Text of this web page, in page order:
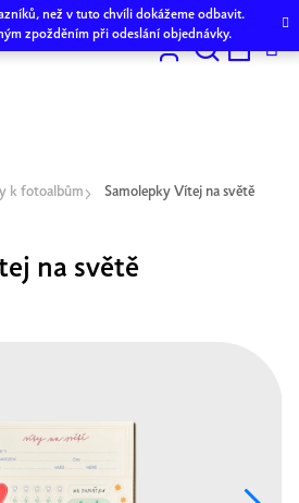
než v tuto chvíli dokážeme odbavit.
zpožděním při odeslání objednávky.
Hledat
k fotoalbům Samolepky Vítej na světě
na světě